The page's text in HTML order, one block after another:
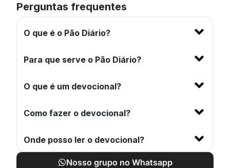
Perguntas frequentes
O que é o Pão Diário?
Para que serve o Pão Diário?
O que é um devocional?
Como fazer o devocional?
Onde posso ler o devocional?
Nosso grupo no Whatsapp